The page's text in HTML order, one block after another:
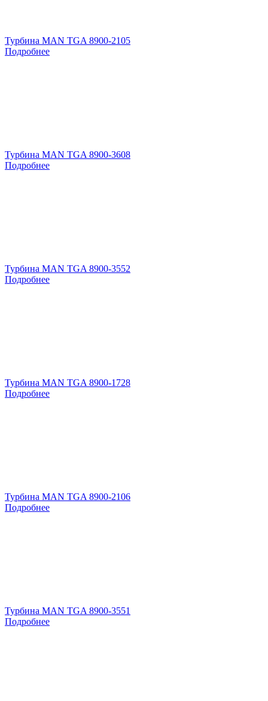
Турбина MAN TGA 8900-2105
Подробнее
Турбина MAN TGA 8900-3608
Подробнее
Турбина MAN TGA 8900-3552
Подробнее
Турбина MAN TGA 8900-1728
Подробнее
Турбина MAN TGA 8900-2106
Подробнее
Турбина MAN TGA 8900-3551
Подробнее